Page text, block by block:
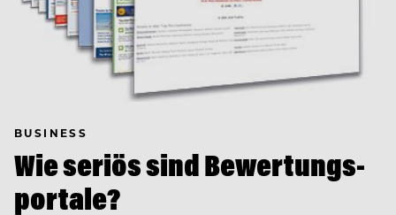
BUSINESS
Wie seriös sind Bewertungs­
portale?